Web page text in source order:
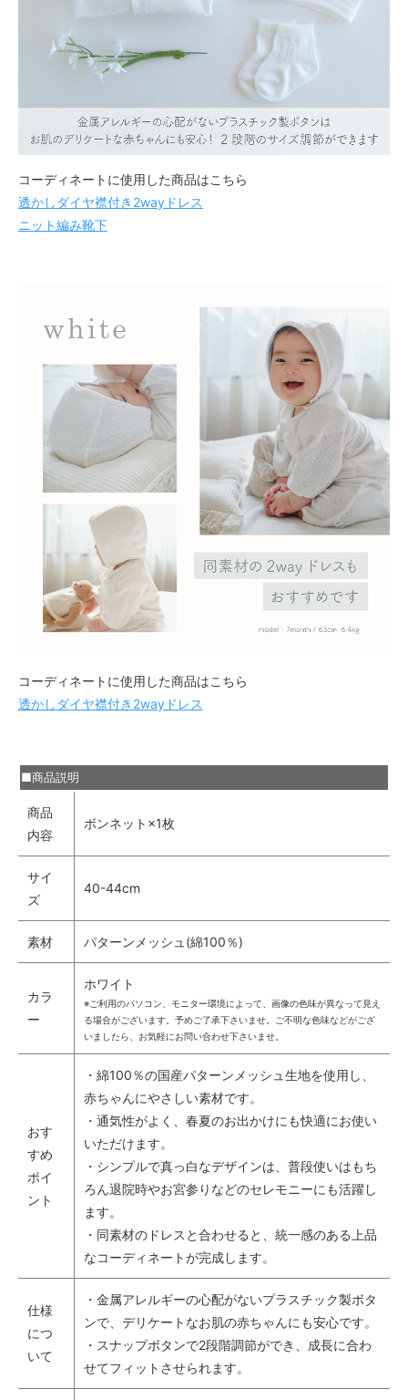
コーディネートに使用した商品はこちら
透かしダイヤ襟付き2wayドレス
ニット編み靴下
コーディネートに使用した商品はこちら
透かしダイヤ襟付き2wayドレス
■商品説明
商品
内容
ボンネット×1枚
サイ
ズ
40-44cm
素材 パターンメッシュ(綿100％)
カラ
ー
ホワイト
※ご利用のパソコン、モニター環境によって、画像の色味が異なって見え
る場合がございます。予めご了承下さいませ。ご不明な色味などがござ
いましたら、お気軽にお問い合わせ下さいませ。
おす
すめ
ポイ
ント
・綿100％の国産パターンメッシュ生地を使用し、
赤ちゃんにやさしい素材です。
・通気性がよく、春夏のお出かけにも快適にお使い
いただけます。
・シンプルで真っ白なデザインは、普段使いはもち
ろん退院時やお宮参りなどのセレモニーにも活躍し
ます。
・同素材のドレスと合わせると、統一感のある上品
なコーディネートが完成します。
仕様
につ
いて
・金属アレルギーの心配がないプラスチック製ボタ
ンで、デリケートなお肌の赤ちゃんにも安心です。
・スナップボタンで2段階調節ができ、成長に合わ
せてフィットさせられます。